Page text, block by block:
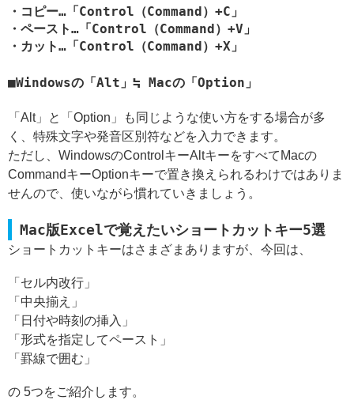
・コピー…「Control（Command）+C」
・ペースト…「Control（Command）+V」
・カット…「Control（Command）+X」
Windowsの「Alt」≒ Macの「Option」
「Alt」と「Option」も同じような使い方をする場合が多
く、特殊文字や発音区別符などを入力できます。
ただし、WindowsのControlキーAltキーをすべてMacの
CommandキーOptionキーで置き換えられるわけではありま
せんので、使いながら慣れていきましょう。
Mac版Excelで覚えたいショートカットキー5選
ショートカットキーはさまざまありますが、今回は、
「セル内改行」
「中央揃え」
「日付や時刻の挿入」
「形式を指定してペースト」
「罫線で囲む」
の 5つをご紹介します。